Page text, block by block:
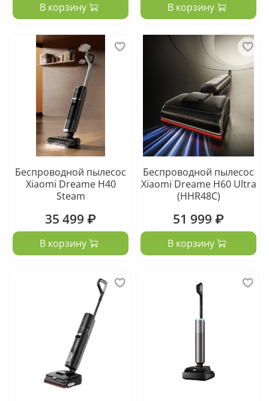
В корзину В корзину
Беспроводной пылесос
Xiaomi Dreame H40
Steam
35 499 ₽
В корзину
Беспроводной пылесос
Xiaomi Dreame H60 Ultra
(HHR48C)
51 999 ₽
В корзину